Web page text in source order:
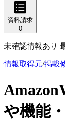
資料請求
0
未確認情報あり
情報取得元/掲載
や機能